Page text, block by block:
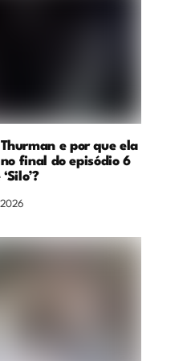
e por que ela
final do episódio 6